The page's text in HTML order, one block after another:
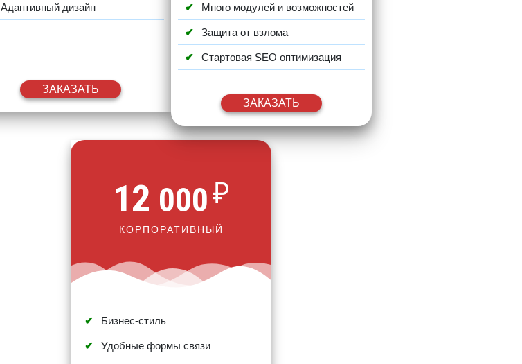
Адаптивный дизайн
ЗАКАЗАТЬ
Много модулей и возможностей
Защита от взлома
Стартовая SEO оптимизация
ЗАКАЗАТЬ
12 000₽
КОРПОРАТИВНЫЙ
Бизнес-стиль
Удобные формы связи